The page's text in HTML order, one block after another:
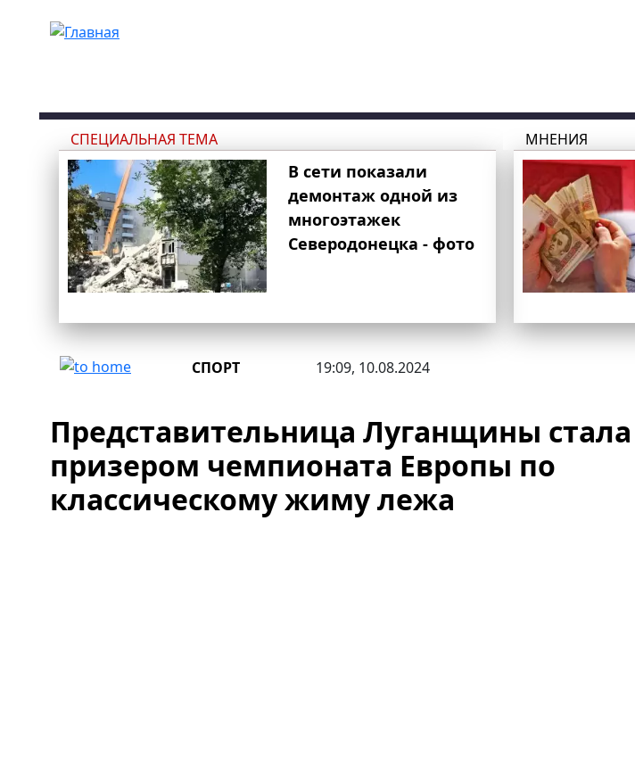
СПЕЦИАЛЬНАЯ ТЕМА
В сети показали
демонтаж одной из
многоэтажек
Северодонецка - фото
МНЕНИЯ
СПОРТ 19:09, 10.08.2024
Представительница Луганщины стала
призером чемпионата Европы по
классическому жиму лежа